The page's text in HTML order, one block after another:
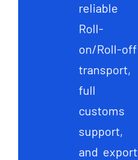
reliable
Roll-
on/Roll-off
transport,
full
customs
support,
and export